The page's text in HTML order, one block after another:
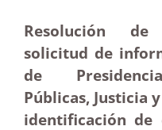
Resolución
solicitud de
de
Públicas, Justicia
identificación de